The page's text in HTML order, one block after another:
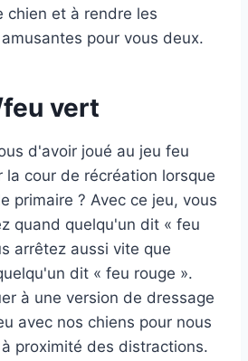
chien et à rendre les
pour vous deux.
vert
d'avoir joué au jeu feu
cour de récréation lorsque
primaire ? Avec ce jeu, vous
quand quelqu'un dit « feu
arrêtez aussi vite que
dit « feu rouge ».
à une version de dressage
avec nos chiens pour nous
proximité des distractions.